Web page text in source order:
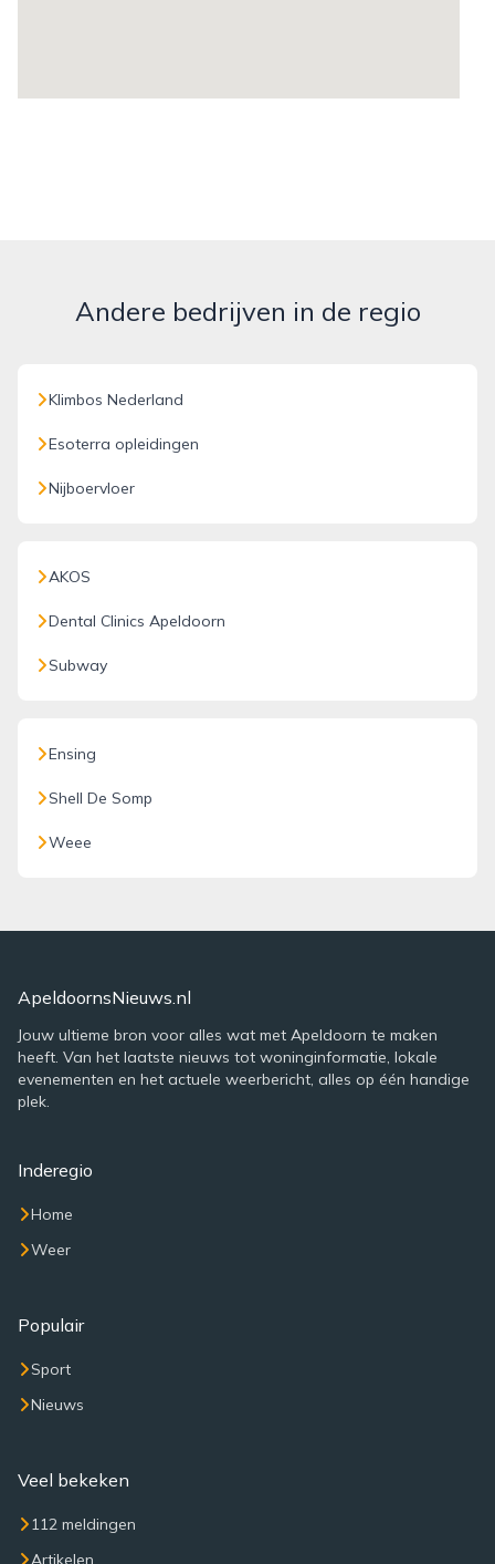
Andere bedrijven in de regio
Klimbos Nederland
Esoterra opleidingen
Nijboervloer
AKOS
Dental Clinics Apeldoorn
Subway
Ensing
Shell De Somp
Weee
ApeldoornsNieuws.nl
Jouw ultieme bron voor alles wat met Apeldoorn te maken
heeft. Van het laatste nieuws tot woninginformatie, lokale
evenementen en het actuele weerbericht, alles op één handige
plek.
Inderegio
Home
Weer
Populair
Sport
Nieuws
Veel bekeken
112 meldingen
Artikelen